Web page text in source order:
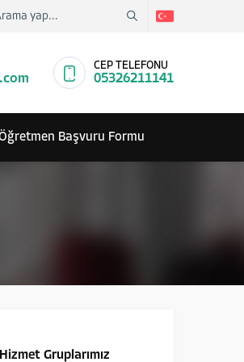
CEP TELEFONU
05326211141
Başvuru Formu
Gruplarımız